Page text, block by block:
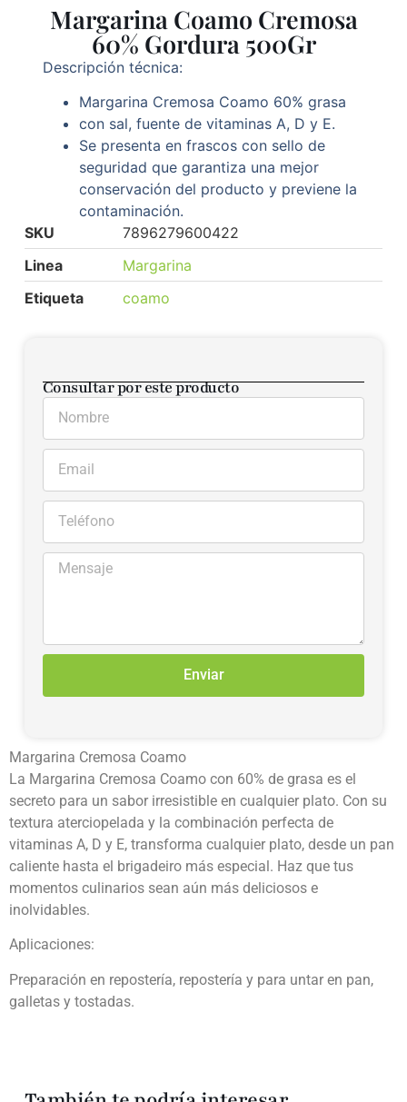
Margarina Coamo Cremosa
60% Gordura 500Gr
Descripción técnica:
Margarina Cremosa Coamo 60% grasa
con sal, fuente de vitaminas A, D y E.
Se presenta en frascos con sello de
seguridad que garantiza una mejor
conservación del producto y previene la
contaminación.
SKU
7896279600422
Linea
Margarina
Etiqueta
coamo
Consultar por este producto
Enviar
Margarina Cremosa Coamo
La Margarina Cremosa Coamo con 60% de grasa es el
secreto para un sabor irresistible en cualquier plato. Con su
textura aterciopelada y la combinación perfecta de
vitaminas A, D y E, transforma cualquier plato, desde un pan
caliente hasta el brigadeiro más especial. Haz que tus
momentos culinarios sean aún más deliciosos e
inolvidables.
Aplicaciones:
Preparación en repostería, repostería y para untar en pan,
galletas y tostadas.